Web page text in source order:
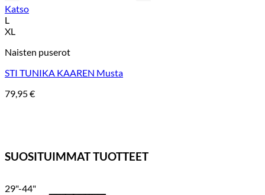
Katso
L
XL
Naisten puserot
STI TUNIKA KAAREN Musta
79,95€
SUOSITUIMMAT TUOTTEET
29"-44"